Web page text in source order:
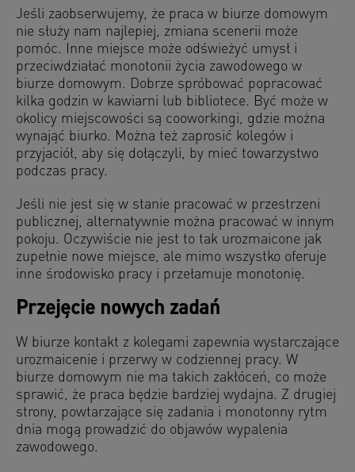
Jeśli zaobserwujemy, że praca w biurze domowym
nie służy nam najlepiej, zmiana scenerii może
pomóc. Inne miejsce może odświeżyć umysł i
przeciwdziałać monotonii życia zawodowego w
biurze domowym. Dobrze spróbować popracować
kilka godzin w kawiarni lub bibliotece. Być może w
okolicy miejscowości są cooworkingi, gdzie można
wynająć biurko. Można też zaprosić kolegów i
przyjaciół, aby się dołączyli, by mieć towarzystwo
podczas pracy.
Jeśli nie jest się w stanie pracować w przestrzeni
publicznej, alternatywnie można pracować w innym
pokoju. Oczywiście nie jest to tak urozmaicone jak
zupełnie nowe miejsce, ale mimo wszystko oferuje
inne środowisko pracy i przełamuje monotonię.
Przejęcie nowych zadań
W biurze kontakt z kolegami zapewnia wystarczające
urozmaicenie i przerwy w codziennej pracy. W
biurze domowym nie ma takich zakłóceń, co może
sprawić, że praca będzie bardziej wydajna. Z drugiej
strony, powtarzające się zadania i monotonny rytm
dnia mogą prowadzić do objawów wypalenia
zawodowego.